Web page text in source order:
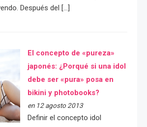
Después del […]
El concepto de «pureza»
japonés: ¿Porqué si una idol
debe ser «pura» posa en
bikini y photobooks?
en 12 agosto 2013
Definir el concepto idol